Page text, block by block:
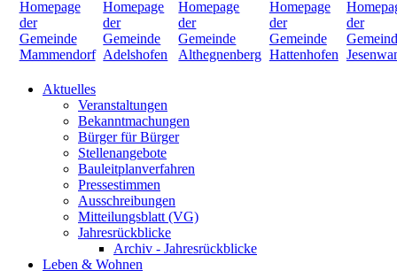
Aktuelles
Veranstaltungen
Bekanntmachungen
Bürger für Bürger
Stellenangebote
Bauleitplanverfahren
Pressestimmen
Ausschreibungen
Mitteilungsblatt (VG)
Jahresrückblicke
Archiv - Jahresrückblicke
Leben & Wohnen